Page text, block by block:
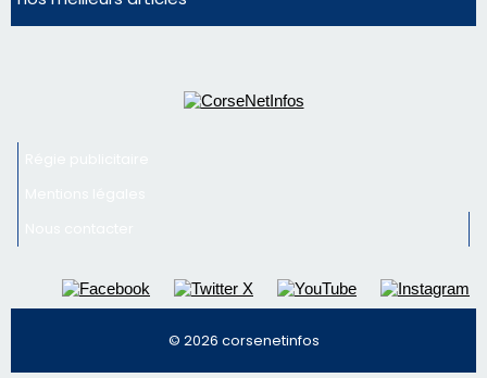
nos meilleurs articles